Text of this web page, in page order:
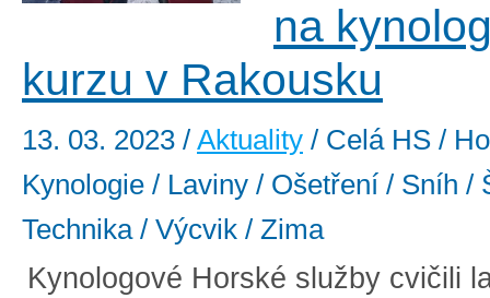
na
kurzu v Rakousku
13. 03. 2023 / Aktuality / Celá HS /
Kynologie / Laviny / Ošetření / Sníh /
Technika / Výcvik / Zima
Kynologové Horské služby cvičili